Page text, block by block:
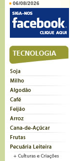
06/08/2026